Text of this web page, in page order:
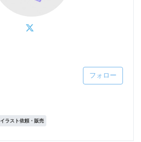
フォロー
イラスト依頼・販売